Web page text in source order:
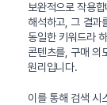
보완적으로 작용
해석하고, 그 결과
동일한 키워드라
콘텐츠를, 구매 의
원리입니다.
이를 통해 검색 시